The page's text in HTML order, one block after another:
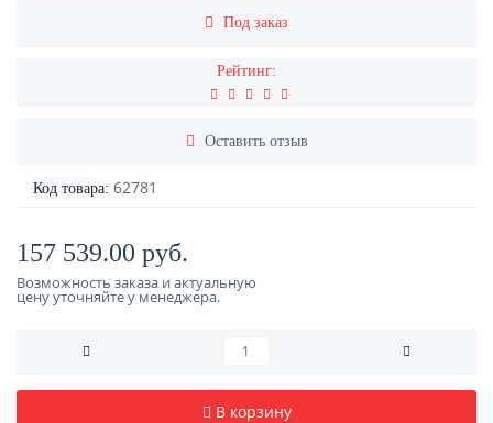
Под заказ
Рейтинг:
Оставить отзыв
Код товара: 62781
157 539.00 руб.
Возможность заказа и актуальную
цену уточняйте у менеджера.
В корзину